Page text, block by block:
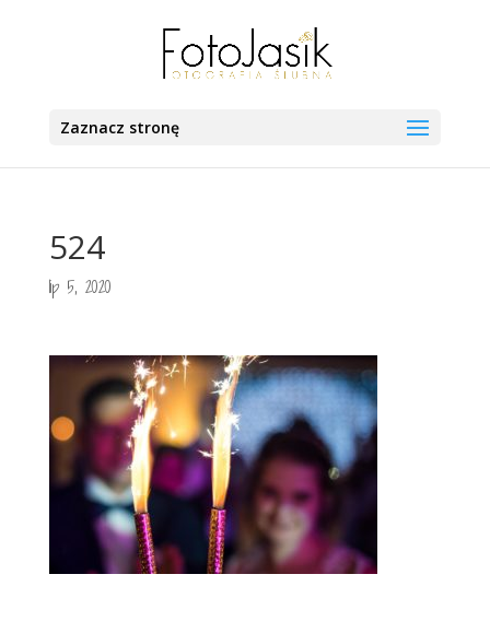
Zaznacz stronę
524
lip 5, 2020